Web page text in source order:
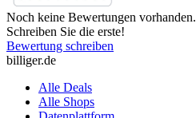
Noch keine Bewertungen vorhanden.
Schreiben Sie die erste!
Bewertung schreiben
billiger.de
Alle Deals
Alle Shops